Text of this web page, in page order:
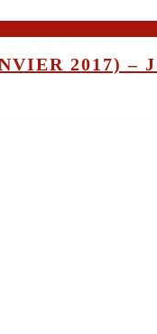
2017) –